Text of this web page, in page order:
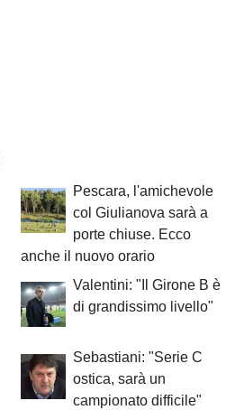
Pescara, l'amichevole
col Giulianova sarà a
porte chiuse. Ecco
anche il nuovo orario
Valentini: "Il Girone B è
di grandissimo livello"
Sebastiani: "Serie C
ostica, sarà un
campionato difficile"